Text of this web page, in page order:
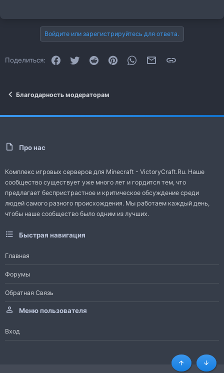
Войдите или зарегистрируйтесь для ответа.
Поделиться: FacebookTwitter Reddit PinterestWhatsAppЭлектронная почта
Благодарность модераторам
Про нас
Комплекс игровых серверов для Minecraft - VictoryCraft.Ru. Наше
сообщество существует уже много лет и гордится тем, что
предлагает беспристрастное и критическое обсуждение среди
людей самого разного происхождения. Мы работаем каждый день,
чтобы наше сообщество было одним из лучших.
Быстрая навигация
Главная
Форумы
Обратная Связь
Меню пользователя
Вход
Сверху Снизу